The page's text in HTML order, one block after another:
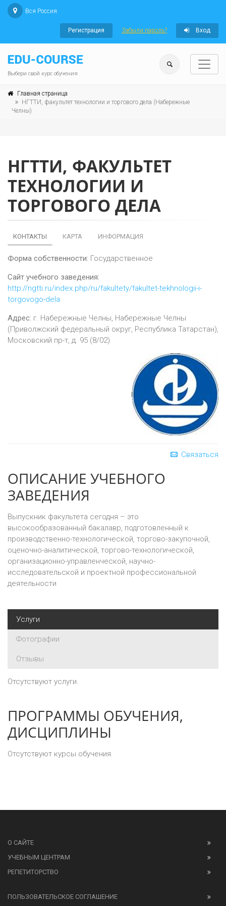
Вся Россия
Регистрация Забыли пароль? Вход
Выбери свой курс обучения
Главная страница
НГТТИ, факультет технологии и торгового дела (Набережные
Челны)
НГТТИ, ФАКУЛЬТЕТ
ТЕХНОЛОГИИ И
ТОРГОВОГО ДЕЛА
КОНТАКТЫ КАРТА ИНФОРМАЦИЯ
Форма собственности: Государственное
Сайт учебного заведения:
http://ngtti.ru/index.php/ru/fakultety/fakultet-tekhnologii-i-
torgovogo-dela
Адрес: г. Набережные Челны, Набережные Челны
(Приволжский федеральный округ, Республика Татарстан),
Московский пр-т, д. 95 (8/02)
Связаться
ОПИСАНИЕ УЧЕБНОГО
ЗАВЕДЕНИЯ
Выпускник факультета сегодня – это
высокообразованный бакалавр, подготовленный к
производственно-технологической, торгово-закупочной,
оценочно-аналитической, торгово-технологической,
организационно-управленческой, научно-
исследовательской и проектной профессиональной
деятельности
Услуги
Фотографии
Отзывы
Отсутствуют услуги.
ПРОГРАММЫ ОБУЧЕНИЯ,
ДИСЦИПЛИНЫ
Отсутствуют курсы обучения.
О САЙТЕ
УЧЕБНЫМ ЦЕНТРАМ
РЕПЕТИТОРСТВО
ПОЛЬЗОВАТЕЛЬСКОЕ СОГЛАШЕНИЕ